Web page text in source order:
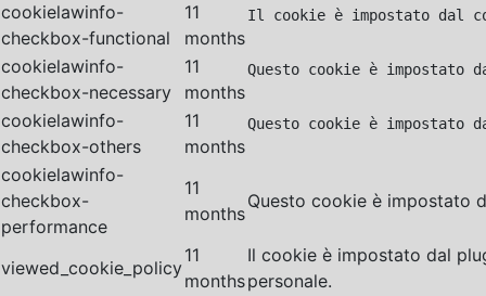
cookielawinfo-
checkbox-functional
11
months
Il cookie è impostato dal
cookielawinfo-
checkbox-necessary
11
months
Questo cookie è impostato
cookielawinfo-
checkbox-others
11
months
Questo cookie è
cookielawinfo-
checkbox-
performance
11
months
Questo cookie è impostato
viewed_cookie_policy
11
months
Il cookie è impostato dal
personale.